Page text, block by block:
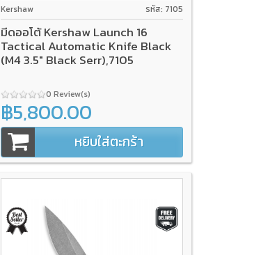
Kershaw รหัส: 7105
มีดออโต้ Kershaw Launch 16
Tactical Automatic Knife Black
(M4 3.5" Black Serr),7105
0 Review(s)
฿5,800.00
หยิบใส่ตะกร้า